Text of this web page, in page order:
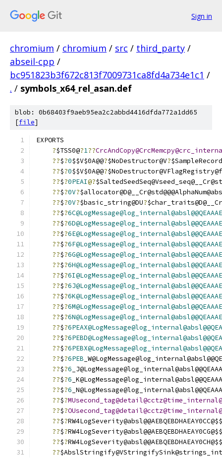
Sign in
chromium / chromium / src / third_party /
abseil-cpp /
bc951823b3f672c813f7009731ca8fd4a734e1c1 /
. / symbols_x64_rel_asan.def
blob: 0b68403f9aeb95ea2c2abbd4416dfda772a1dd65
[file]
EXPORTS
?$TSS0@?1??
??$?0$$V$0A@@?$NoDestructor@V?
??$?0$$V$0A@@?
??$?0PEAI@?
??$?0V?
??$?0V?$basic_string@DU?
??$?
??$?
??$?
??$?
??$?
??$?
??$?
??$?
??$?
??$?
??$?
??$?
??$?
??$?
??$?6PEB
??$?6
??$?6
??$?6
??$?
??$?
??$?
??$?
??$?
??